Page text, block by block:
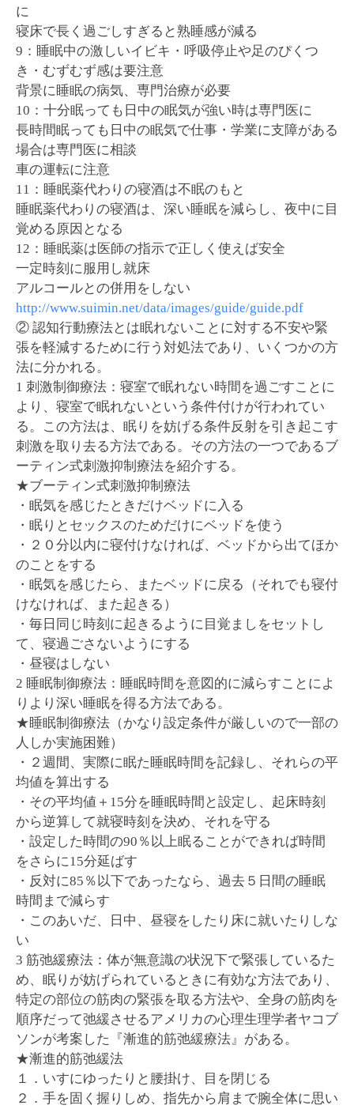
に
寝床で長く過ごしすぎると熟睡感が減る
9：睡眠中の激しいイビキ・呼吸停止や足のぴくつ
き・むずむず感は要注意
背景に睡眠の病気、専門治療が必要
10：十分眠っても日中の眠気が強い時は専門医に
長時間眠っても日中の眠気で仕事・学業に支障がある
場合は専門医に相談
車の運転に注意
11：睡眠薬代わりの寝酒は不眠のもと
睡眠薬代わりの寝酒は、深い睡眠を減らし、夜中に目
覚める原因となる
12：睡眠薬は医師の指示で正しく使えば安全
一定時刻に服用し就床
アルコールとの併用をしない
http://www.suimin.net/data/images/guide/guide.pdf
② 認知行動療法とは眠れないことに対する不安や緊
張を軽減するために行う対処法であり、いくつかの方
法に分かれる。
1 刺激制御療法：寝室で眠れない時間を過ごすことに
より、寝室で眠れないという条件付けが行われてい
る。この方法は、眠りを妨げる条件反射を引き起こす
刺激を取り去る方法である。その方法の一つであるブ
ーティン式刺激抑制療法を紹介する。
★ブーティン式刺激抑制療法
・眠気を感じたときだけベッドに入る
・眠りとセックスのためだけにベッドを使う
・２０分以内に寝付けなければ、ベッドから出てほか
のことをする
・眠気を感じたら、またベッドに戻る（それでも寝付
けなければ、また起きる）
・毎日同じ時刻に起きるように目覚ましをセットし
て、寝過ごさないようにする
・昼寝はしない
2 睡眠制御療法：睡眠時間を意図的に減らすことによ
りより深い睡眠を得る方法である。
★睡眠制御療法（かなり設定条件が厳しいので一部の
人しか実施困難）
・２週間、実際に眠た睡眠時間を記録し、それらの平
均値を算出する
・その平均値＋15分を睡眠時間と設定し、起床時刻
から逆算して就寝時刻を決め、それを守る
・設定した時間の90％以上眠ることができれば時間
をさらに15分延ばす
・反対に85％以下であったなら、過去５日間の睡眠
時間まで減らす
・このあいだ、日中、昼寝をしたり床に就いたりしな
い
3 筋弛緩療法：体が無意識の状況下で緊張しているた
め、眠りが妨げられているときに有効な方法であり、
特定の部位の筋肉の緊張を取る方法や、全身の筋肉を
順序だって弛緩させるアメリカの心理生理学者ヤコブ
ソンが考案した『漸進的筋弛緩療法』がある。
★漸進的筋弛緩法
１．いすにゆったりと腰掛け、目を閉じる
２．手を固く握りしめ、指先から肩まで腕全体に思い